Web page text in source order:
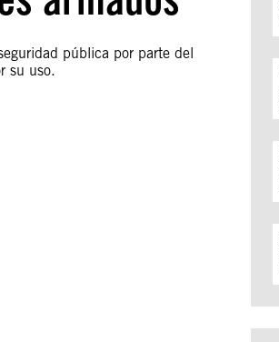
pública por parte del
su uso.